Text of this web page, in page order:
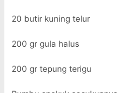
20 butir kuning telur
200 gr gula halus
200 gr tepung terigu